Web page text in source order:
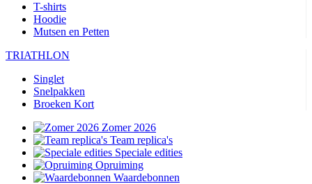
T-shirts
Hoodie
Mutsen en Petten
TRIATHLON
Singlet
Snelpakken
Broeken Kort
Zomer 2026
Team replica's
Speciale edities
Opruiming
Waardebonnen